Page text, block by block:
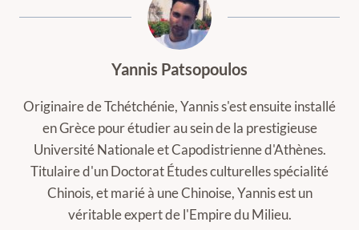
Yannis Patsopoulos
Originaire de Tchétchénie, Yannis s'est ensuite installé
en Grèce pour étudier au sein de la prestigieuse
Université Nationale et Capodistrienne d'Athènes.
Titulaire d'un Doctorat Études culturelles spécialité
Chinois, et marié à une Chinoise, Yannis est un
véritable expert de l'Empire du Milieu.